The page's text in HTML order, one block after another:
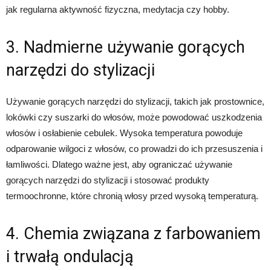
jak regularna aktywność fizyczna, medytacja czy hobby.
3. Nadmierne używanie gorących
narzędzi do stylizacji
Używanie gorących narzędzi do stylizacji, takich jak prostownice,
lokówki czy suszarki do włosów, może powodować uszkodzenia
włosów i osłabienie cebulek. Wysoka temperatura powoduje
odparowanie wilgoci z włosów, co prowadzi do ich przesuszenia i
łamliwości. Dlatego ważne jest, aby ograniczać używanie
gorących narzędzi do stylizacji i stosować produkty
termoochronne, które chronią włosy przed wysoką temperaturą.
4. Chemia związana z farbowaniem
i trwałą ondulacją